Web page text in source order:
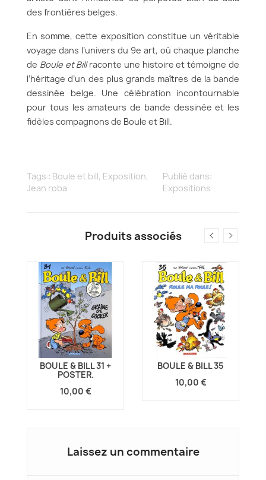
des frontières belges.
En somme, cette exposition constitue un véritable
voyage dans l’univers du 9e art, où chaque planche
de Boule et Billraconte une histoire et témoigne de
l’héritage d’un des plus grands maîtres de la bande
dessinée belge. Une célébration incontournable
pour tous les amateurs de bande dessinée et les
fidèles compagnons de Boule et Bill.
Tags : Boule et bill, Exposition,
Jean roba
Publié dans:
Expositions
Produits associés
BOULE & BILL 31 +
POSTER.
10,00 €
BOULE & BILL 35
10,00 €
Laissez un commentaire